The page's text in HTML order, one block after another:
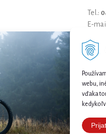
webu,
vďaka
Tel.:
E-
🔥